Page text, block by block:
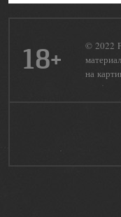
18+
© 2022
на